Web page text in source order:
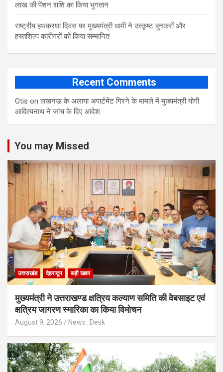
लाख की पेंशन राशि का किया भुगतान
राष्ट्रीय हथकरघा दिवस पर मुख्यमंत्री धामी ने उत्कृष्ट बुनकरों और
हस्तशिल्प कारीगरों को किया सम्मानित
Recent Comments
Otis onलखनऊ के अलाया अपार्टमेंट गिरने के मामले में मुख्‍यमंत्री योगी
आद‍ित्‍यनाथ ने जांच के द‍िए आदेश
You may Missed
उत्तराखंड देहरादून बड़ी खबर
मुख्यमंत्री ने उत्तराखण्ड क्षत्रिय कल्याण समिति की वेबसाइट एवं
क्षत्रिय जागरण स्मारिका का किया विमोचन
August 9, 2026 News_Desk